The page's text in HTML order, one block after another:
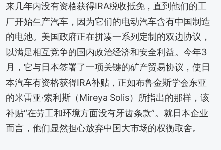
来几年内没有资格获得IRA税收抵免，直到他们的工
厂开始生产汽车，因为它们的电动汽车含有中国制造
的电池。美国政府正在拼凑一系列定制的双边协议，
以满足相互竞争的国内政治经济和安全利益。今年3
月，它与日本签署了一项关键的矿产贸易协议，使日
本汽车有资格获得IRA补贴，正如布鲁金斯学会东亚
的米雷亚·索利斯（Mireya Solis）所指出的那样，该
补贴“在劳工和环境方面没有牙齿条款”。就日本企业
而言，他们显然担心放弃中国大市场的权衡取舍。